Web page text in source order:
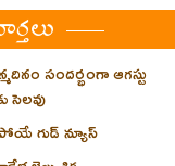
సందర్భంగా ఆగస్టు
సెలవు
గుడ్ న్యూస్